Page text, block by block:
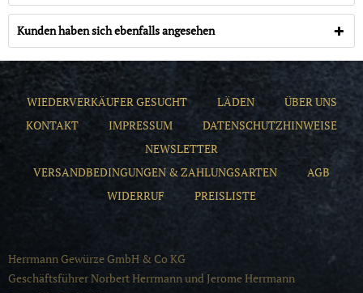
Kunden haben sich ebenfalls angesehen
WIEDERVERKÄUFER GESUCHT LÄDEN
ÜBER UNS
KONTAKT
IMPRESSUM
DATENSCHUTZHINWEISE
NEWSLETTER
VERSANDBEDINGUNGEN & ZAHLUNGSARTEN
AGB
WIDERRUF
PREISLISTE
Herrmann Gewürze GmbH & Co KG
Geschäftsführer Norbert Herrmann und Jerome Herrmann